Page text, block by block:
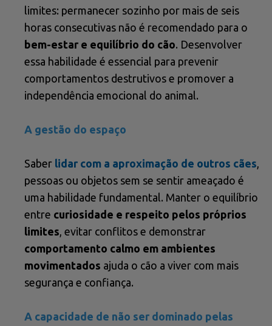
limites: permanecer sozinho por mais de seis
horas consecutivas não é recomendado para o
bem-estar e equilíbrio do cão. Desenvolver
essa habilidade é essencial para prevenir
comportamentos destrutivos e promover a
independência emocional do animal.
A gestão do espaço
Saber lidar com a aproximação de outros cães
pessoas ou objetos sem se sentir ameaçado é
uma habilidade fundamental. Manter o equilíbrio
entre curiosidade e respeito pelos próprios
limites , evitar conflitos e demonstrar
comportamento calmo em ambientes
movimentados ajuda o cão a viver com mais
segurança e confiança.
A capacidade de não ser dominado pelas